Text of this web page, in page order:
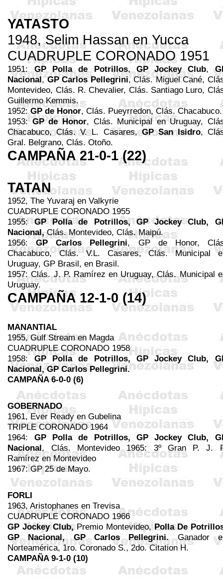
YATASTO
1948,Selim HassanenYucca
CUADRUPLE CORONADO 1951
1951:GP Polla de Potrillos,GP Jockey Club,
Nacional,GP CarlosPellegrini, Clás. Miguel Cané,
Montevideo, Clás. R.Chevalier, Clás. Santiago Luro,
GuillermoKemmis.
1952:GP de Honor, Clás. Pueyrredon, Clás.Chacabuco.
1953:GP de Honor, Clás. Municipal en Uruguay,
Chacabuco, Clás. V. L. Casares,GP San Isidro,
Gral. Belgrano, Clás. Otoño.
CAMPAÑA 21-0-1 (22)
TATAN
1952,The Yuvaraj enValkyrie
CUADRUPLE CORONADO 1955
1955:GP Polla de Potrillos, GP Jockey Club,
Nacional,Clás. Montevideo, Clás. Maipú.
1956:GP Carlos Pellegrini, GP de Honor,
Chacabuco, Clás.V.L. Casares, Clás. Municipal
Uruguay, GP Brasil, en Brasil.
1957: Clás. J. P. Ramírez en Uruguay, Clás. Municipal
Uruguay.
CAMPAÑA 12-1-0 (14)
MANANTIAL
1955,Gulf Streamen Magda
CUADRUPLECORONADO 1958
1958:GP Polla de Potrillos, GP Jockey Club,
Nacional, GP CarlosPellegrini.
CAMPAÑA 6-0-0 (6)
GOBERNADO
1961,Ever ReadyenGubelina
TRIPLE CORONADO 1964
1964: GP Polla de Potrillos, GP Jockey Club,
Nacional, Clás. Montevideo 1965: 3º Gran P. J.
Ramírez en Montevideo
1967: GP 25 de Mayo.
FORLI
1963, Aristophanes en Trevisa
CUADRUPLE CORONADO 1966
GP Jockey Club,Premio Montevideo,Polla De
GP Nacional, GP CarlosPellegrini.Ganador
Norteamérica, 1ro. Coronado S., 2do.CitationH.
CAMPAÑA 9-1-0 (10)